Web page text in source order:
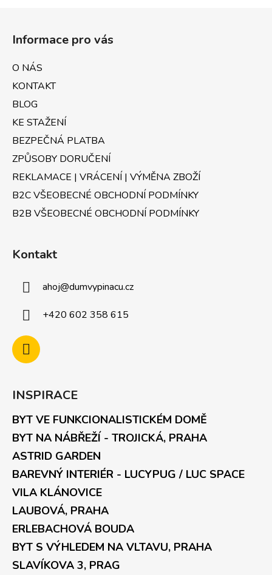
u
Informace pro vás
O NÁS
KONTAKT
BLOG
KE STAŽENÍ
BEZPEČNÁ PLATBA
ZPŮSOBY DORUČENÍ
REKLAMACE | VRÁCENÍ | VÝMĚNA ZBOŽÍ
B2C VŠEOBECNÉ OBCHODNÍ PODMÍNKY
B2B VŠEOBECNÉ OBCHODNÍ PODMÍNKY
Kontakt
ahoj@dumvypinacu.cz
+420 602 358 615
INSPIRACE
BYT VE FUNKCIONALISTICKÉM DOMĚ
BYT NA NÁBŘEŽÍ - TROJICKÁ, PRAHA
ASTRID GARDEN
BAREVNÝ INTERIÉR - LUCYPUG / LUC SPACE
VILA KLÁNOVICE
LAUBOVÁ, PRAHA
ERLEBACHOVÁ BOUDA
BYT S VÝHLEDEM NA VLTAVU, PRAHA
SLAVÍKOVA 3, PRAG